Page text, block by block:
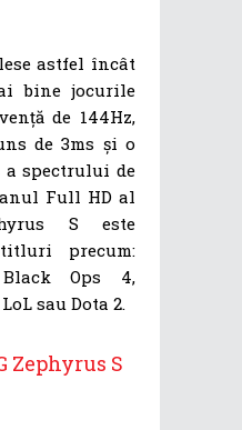
astfel încât
bine jocurile
de 144Hz,
de 3ms și o
a spectrului de
Full HD al
S este
precum:
Ops 4,
sau Dota 2.
Zephyrus S